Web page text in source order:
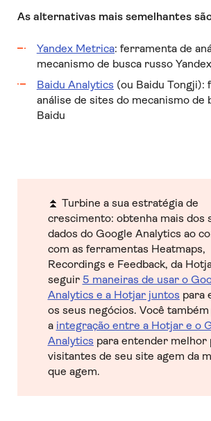
As alternativas mais semelhantes
Yandex Metrica: ferramenta de
mecanismo de busca russo Yandex
Baidu Analytics (ou Baidu Tongji):
análise de sites do mecanismo de
Baidu
⏫ Turbine a sua estratégia de
crescimento: obtenha mais dos
dados do Google Analytics ao
com as ferramentas Heatmaps,
Recordings e Feedback, da
seguir 5 maneiras de usar o
Analytics e a Hotjar juntos para
os seus negócios. Você
a integração entre a Hotjar e o
Analytics para entender melhor
visitantes de seu site agem da
que agem.